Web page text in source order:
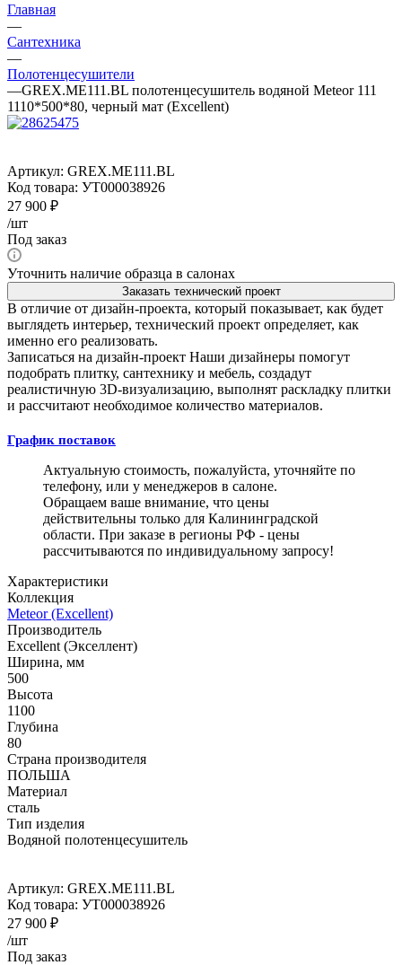
Главная
—
Сантехника
—
Полотенцесушители
—GREX.ME111.BL полотенцесушитель водяной Meteor 111
1110*500*80, черный мат (Excellent)
Артикул: GREX.ME111.BL
Код товара: УТ000038926
27 900 ₽
/шт
Под заказ
Уточнить наличие образца в салонах
Заказать технический проект
В отличие от дизайн-проекта, который показывает, как будет
выглядеть интерьер, технический проект определяет, как
именно его реализовать.
Записаться на дизайн-проект Наши дизайнеры помогут
подобрать плитку, сантехнику и мебель, создадут
реалистичную 3D-визуализацию, выполнят раскладку плитки
и рассчитают необходимое количество материалов.
График поставок
Актуальную стоимость, пожалуйста, уточняйте по
телефону, или у менеджеров в салоне.
Обращаем ваше внимание, что цены
действительны только для Калининградской
области. При заказе в регионы РФ - цены
рассчитываются по индивидуальному запросу!
Характеристики
Коллекция
Meteor (Excellent)
Производитель
Excellent (Экселлент)
Ширина, мм
500
Высота
1100
Глубина
80
Страна производителя
ПОЛЬША
Материал
сталь
Тип изделия
Водяной полотенцесушитель
Артикул: GREX.ME111.BL
Код товара: УТ000038926
27 900 ₽
/шт
Под заказ